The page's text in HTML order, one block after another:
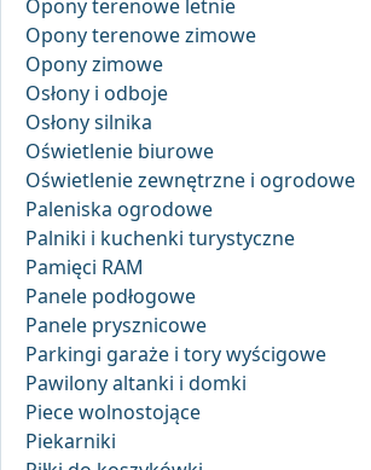
Opony terenowe letnie
Opony terenowe zimowe
Opony zimowe
Osłony i odboje
Osłony silnika
Oświetlenie biurowe
Oświetlenie zewnętrzne i ogrodowe
Paleniska ogrodowe
Palniki i kuchenki turystyczne
Pamięci RAM
Panele podłogowe
Panele prysznicowe
Parkingi garaże i tory wyścigowe
Pawilony altanki i domki
Piece wolnostojące
Piekarniki